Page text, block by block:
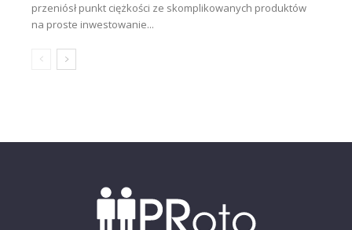
przeniósł punkt ciężkości ze skomplikowanych produktów
na proste inwestowanie...